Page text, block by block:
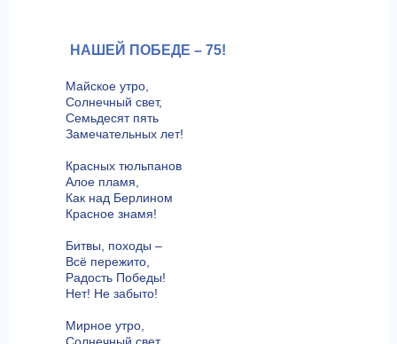
НАШЕЙ ПОБЕДЕ – 75!
Майское утро,
Солнечный свет,
Семьдесят пять
Замечательных лет!
Красных тюльпанов
Алое пламя,
Как над Берлином
Красное знамя!
Битвы, походы –
Всё пережито,
Радость Победы!
Нет! Не забыто!
Мирное утро,
Солнечный свет,